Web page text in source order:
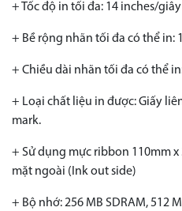
+ Tốc độ in tối đa: 14 inches/
+ Bề rộng nhãn tối đa có thể in:
+ Chiều dài nhãn tối đa có thể
+ Loại chất liệu in được: Giấy
mark.
+ Sử dụng mực ribbon 110mm
mặt ngoài (Ink out side)
+ Bộ nhớ: 256 MB SDRAM, 512